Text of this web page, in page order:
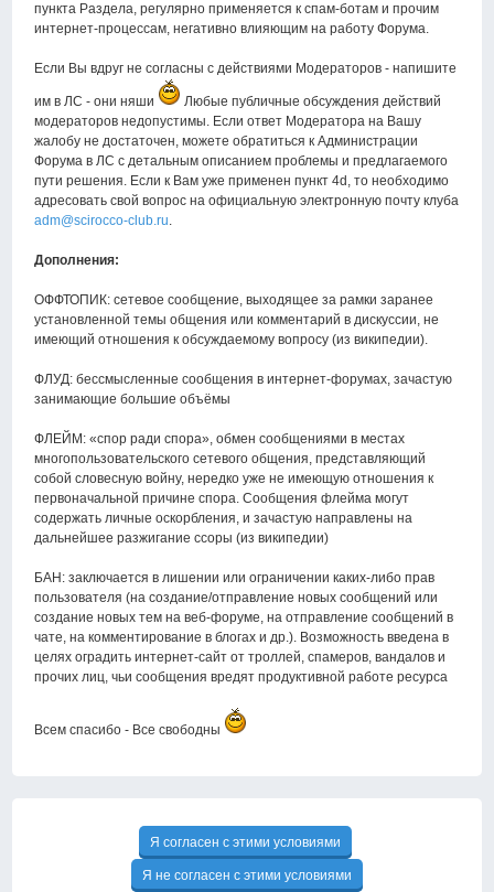
пункта Раздела, регулярно применяется к спам-ботам и прочим
интернет-процессам, негативно влияющим на работу Форума.
Если Вы вдруг не согласны с действиями Модераторов - напишите
им в ЛС - они няши
Любые публичные обсуждения действий
модераторов недопустимы. Если ответ Модератора на Вашу
жалобу не достаточен, можете обратиться к Администрации
Форума в ЛС с детальным описанием проблемы и предлагаемого
пути решения. Если к Вам уже применен пункт 4d, то необходимо
адресовать свой вопрос на официальную электронную почту клуба
adm@scirocco-club.ru.
Дополнения:
ОФФТОПИК: сетевое сообщение, выходящее за рамки заранее
установленной темы общения или комментарий в дискуссии, не
имеющий отношения к обсуждаемому вопросу (из википедии).
ФЛУД: бессмысленные сообщения в интернет-форумах, зачастую
занимающие большие объёмы
ФЛЕЙМ: «спор ради спора», обмен сообщениями в местах
многопользовательского сетевого общения, представляющий
собой словесную войну, нередко уже не имеющую отношения к
первоначальной причине спора. Сообщения флейма могут
содержать личные оскорбления, и зачастую направлены на
дальнейшее разжигание ссоры (из википедии)
БАН: заключается в лишении или ограничении каких-либо прав
пользователя (на создание/отправление новых сообщений или
создание новых тем на веб-форуме, на отправление сообщений в
чате, на комментирование в блогах и др.). Возможность введена в
целях оградить интернет-сайт от троллей, спамеров, вандалов и
прочих лиц, чьи сообщения вредят продуктивной работе ресурса
Всем спасибо - Все свободны